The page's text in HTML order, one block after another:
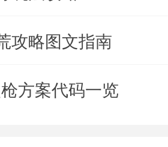
攻略图文指南
方案代码一览